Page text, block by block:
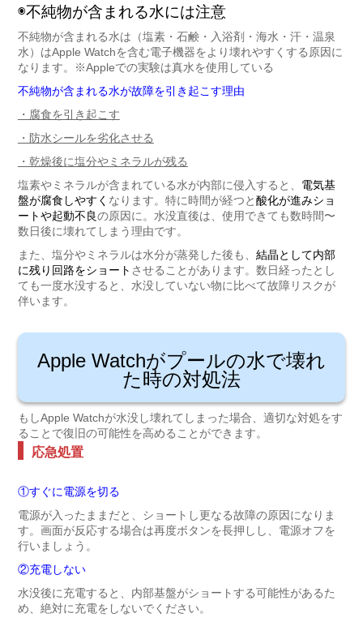
◉不純物が含まれる水には注意
不純物が含まれる水は（塩素・石鹸・入浴剤・海水・汗・温泉
水）はApple Watchを含む電子機器をより壊れやすくする原因に
なります。※Appleでの実験は真水を使用している
不純物が含まれる水が故障を引き起こす理由
・腐食を引き起こす
・防水シールを劣化させる
・乾燥後に塩分やミネラルが残る
塩素やミネラルが含まれている水が内部に侵入すると、 電気基
盤が腐食しやすく なります。特に時間が経つと酸化が進みショ
ートや起動不良の原因に。水没直後は、使用できても数時間〜
数日後に壊れてしまう理由です。
また、塩分やミネラルは水分が蒸発した後も、 結晶として内部
に残り回路をショート させることがあります。数日経ったとし
ても一度水没すると、水没していない物に比べて故障リスクが
伴います。
Apple Watchがプールの水で壊れ
た時の対処法
もしApple Watchが水没し壊れてしまった場合、適切な対処をす
ることで復旧の可能性を高めることができます。
応急処置
①すぐに電源を切る
電源が入ったままだと、ショートし更なる故障の原因になりま
す。画面が反応する場合は再度ボタンを長押しし、電源オフを
行いましょう。
②充電しない
水没後に充電すると、内部基盤がショートする可能性があるた
め、絶対に充電をしないでください。